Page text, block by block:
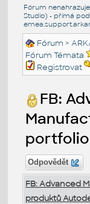
Fórum
Studio) - přímá
Fórum >
Fórum Témata
Registrovat
FB:
Odpovědět
FB: Advanced
produktů